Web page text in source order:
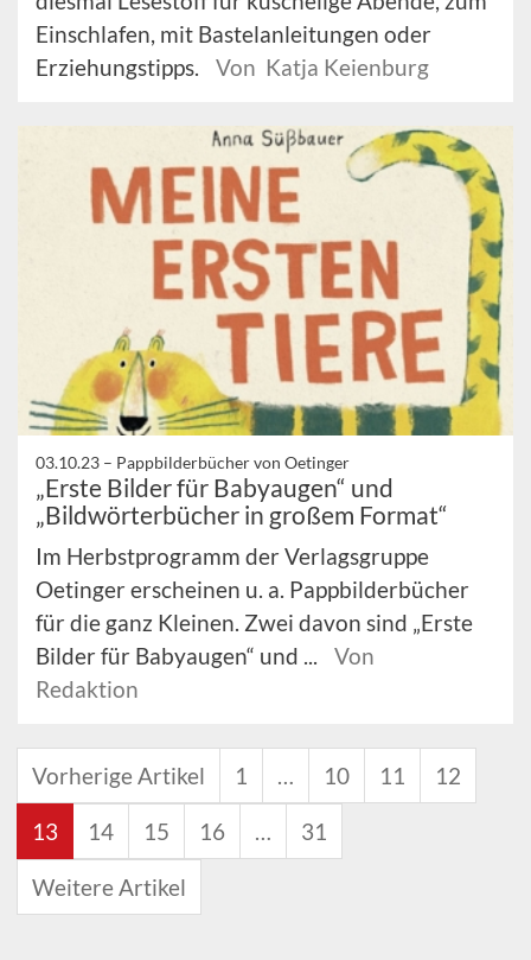
Einschlafen, mit Bastelanleitungen oder
Erziehungstipps.
Von Katja Keienburg
03.10.23 – Pappbilderbücher von Oetinger
„Erste Bilder für Babyaugen“ und
„Bildwörterbücher in großem Format“
Im Herbstprogramm der Verlagsgruppe
Oetinger erscheinen u. a. Pappbilderbücher
für die ganz Kleinen. Zwei davon sind „Erste
Bilder für Babyaugen“ und ...
Von
Redaktion
Vorherige Artikel 1 … 10 11 12
13 14 15 16 … 31
Weitere Artikel